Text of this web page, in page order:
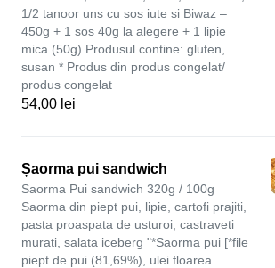
1/2 tanoor uns cu sos iute si Biwaz –
450g + 1 sos 40g la alegere + 1 lipie
mica (50g) Produsul contine: gluten,
susan * Produs din produs congelat/
produs congelat
54,00 lei
Șaorma pui sandwich
Saorma Pui sandwich 320g / 100g
Saorma din piept pui, lipie, cartofi prajiti,
pasta proaspata de usturoi, castraveti
murati, salata iceberg "*Saorma pui [*file
piept de pui (81,69%), ulei floarea